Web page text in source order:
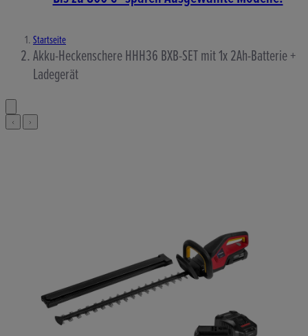
Startseite
Akku-Heckenschere HHH36 BXB-SET mit 1x 2Ah-Batterie +
Ladegerät